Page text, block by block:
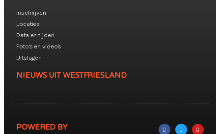
Inschrijven
Locaties
Data en tijden
Foto's en video's
Uitslagen
NIEUWS UIT WESTFRIESLAND
POWERED BY